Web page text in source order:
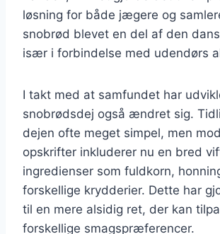
løsning for både jægere og
snobrød blevet en del af den
især i forbindelse med udendørs
I takt med at samfundet har
snobrødsdej også ændret sig.
dejen ofte meget simpel, men
opskrifter inkluderer nu en bred
ingredienser som fuldkorn,
forskellige krydderier. Dette har
til en mere alsidig ret, der kan
forskellige smagspræferencer.